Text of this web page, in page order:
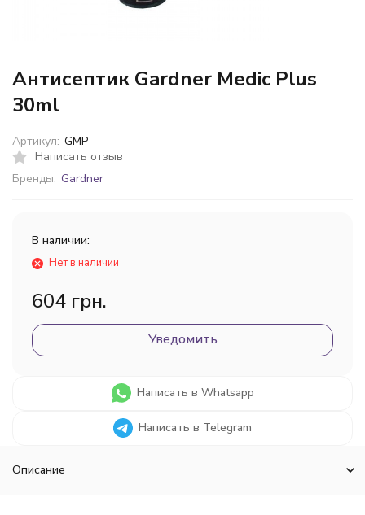
Антисептик Gardner Medic Plus
30ml
Написать отзыв
Бренды: Gardner
Артикул: GMP
В наличии:
Нет в наличии
604 грн.
Уведомить
Написать в Whatsapp
Написать в Telegram
Описание